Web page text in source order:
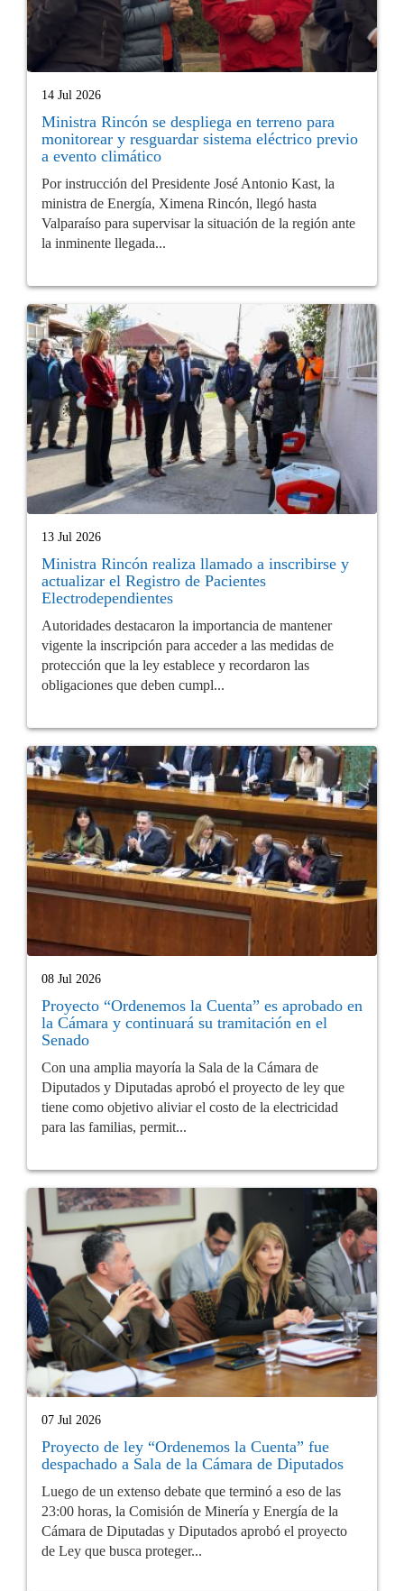
14 Jul 2026
Ministra Rincón se despliega en terreno para
monitorear y resguardar sistema eléctrico previo
a evento climático
Por instrucción del Presidente José Antonio Kast, la
ministra de Energía, Ximena Rincón, llegó hasta
Valparaíso para supervisar la situación de la región ante
la inminente llegada...
13 Jul 2026
Ministra Rincón realiza llamado a inscribirse y
actualizar el Registro de Pacientes
Electrodependientes
Autoridades destacaron la importancia de mantener
vigente la inscripción para acceder a las medidas de
protección que la ley establece y recordaron las
obligaciones que deben cumpl...
08 Jul 2026
Proyecto “Ordenemos la Cuenta” es aprobado en
la Cámara y continuará su tramitación en el
Senado
Con una amplia mayoría la Sala de la Cámara de
Diputados y Diputadas aprobó el proyecto de ley que
tiene como objetivo aliviar el costo de la electricidad
para las familias, permit...
07 Jul 2026
Proyecto de ley “Ordenemos la Cuenta” fue
despachado a Sala de la Cámara de Diputados
Luego de un extenso debate que terminó a eso de las
23:00 horas, la Comisión de Minería y Energía de la
Cámara de Diputadas y Diputados aprobó el proyecto
de Ley que busca proteger...